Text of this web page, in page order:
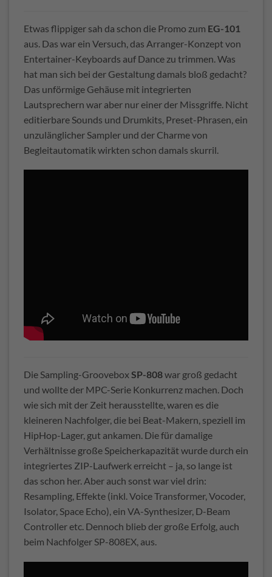
Etwas flippiger sah da schon die Promo zum EG-101
aus. Das war ein Versuch, das Arranger-Konzept von
Entertainer-Keyboards auf Dance zu trimmen. Was
hat man sich bei der Gestaltung damals bloß gedacht?
Das unförmige Gehäuse mit integrierten
Lautsprechern war aber nur einer der Missgriffe. Nicht
editierbare Sounds und Drumkits, Preset-Phrasen, ein
unzulänglicher Sampler und der Charme von
Begleitautomatik wirkten schon damals skurril.
Die Sampling-GrooveboxSP-808war groß gedacht
und wollte der MPC-Serie Konkurrenz machen. Doch
wie sich mit der Zeit herausstellte, waren es die
kleineren Nachfolger, die bei Beat-Makern, speziell im
HipHop-Lager, gut ankamen. Die für damalige
Verhältnisse große Speicherkapazität wurde durch ein
integriertes ZIP-Laufwerk erreicht – ja, so lange ist
das schon her. Aber auch sonst war viel drin:
Resampling, Effekte (inkl. Voice Transformer, Vocoder,
Isolator, Space Echo), ein VA-Synthesizer, D-Beam
Controller etc. Dennoch blieb der große Erfolg, auch
beim Nachfolger SP-808EX, aus.